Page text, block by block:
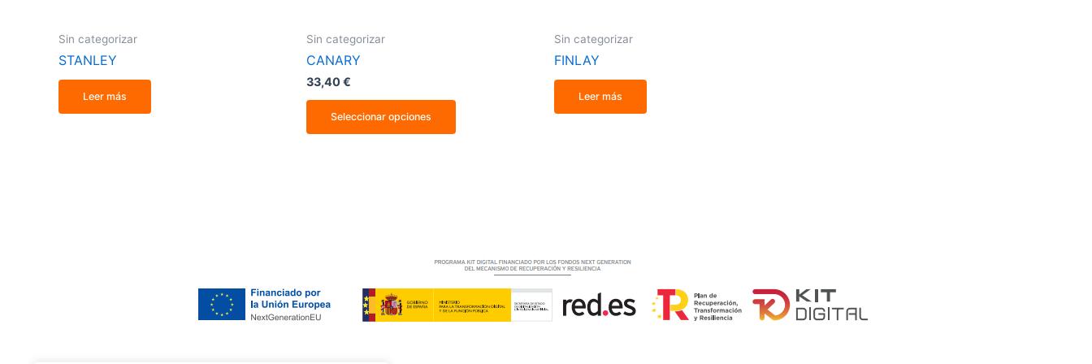
Sin categorizar
STANLEY
Leer más
Sin categorizar
CANARY
33,40€
Seleccionar opciones
Sin categorizar
FINLAY
Leer más